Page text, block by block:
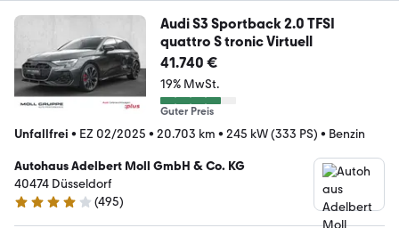
Audi S3 Sportback 2.0 TFSI
quattro S tronic Virtuell
41.740 €
19% MwSt.
Guter Preis
Unfallfrei • EZ 02/2025 • 20.703 km • 245 kW (333 PS) • Benzin
Autohaus Adelbert Moll GmbH & Co. KG
40474 Düsseldorf
4.1 Sterne
(495)